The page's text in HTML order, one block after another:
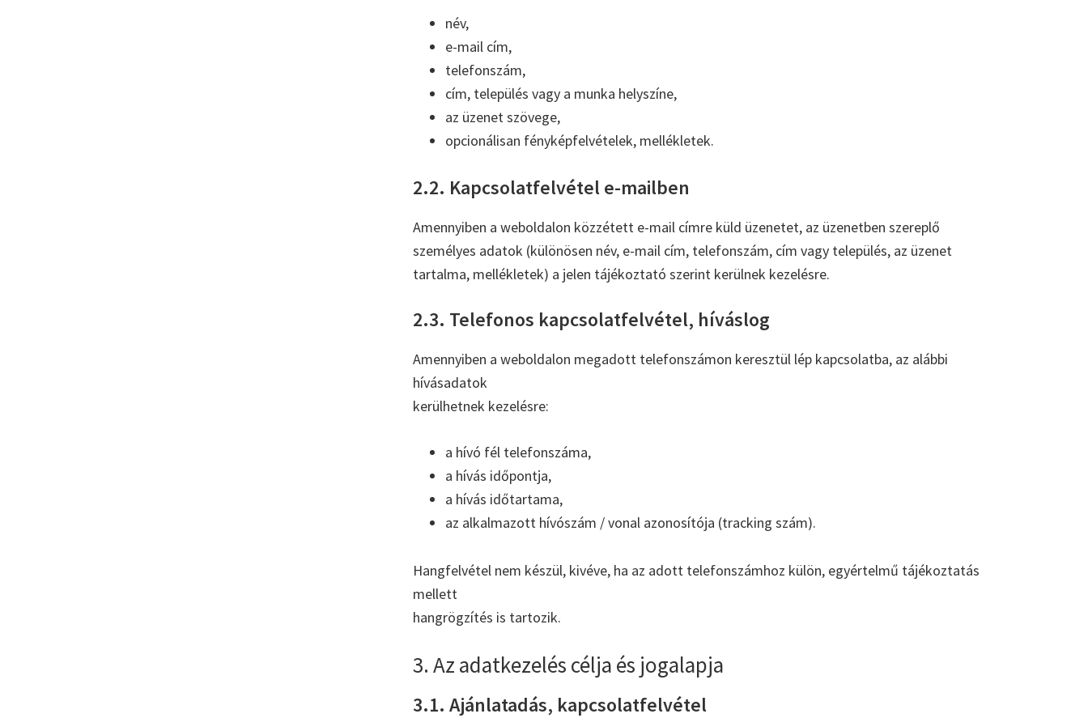
név,
e-mail cím,
telefonszám,
cím, település vagy a munka helyszíne,
az üzenet szövege,
opcionálisan fényképfelvételek, mellékletek.
2.2. Kapcsolatfelvétel e-mailben
Amennyiben a weboldalon közzétett e-mail címre küld üzenetet, az üzenetben szereplő
személyes adatok (különösen név, e-mail cím, telefonszám, cím vagy település, az üzenet
tartalma, mellékletek) a jelen tájékoztató szerint kerülnek kezelésre.
2.3. Telefonos kapcsolatfelvétel, híváslog
Amennyiben a weboldalon megadott telefonszámon keresztül lép kapcsolatba, az alábbi
hívásadatok
kerülhetnek kezelésre:
a hívó fél telefonszáma,
a hívás időpontja,
a hívás időtartama,
az alkalmazott hívószám / vonal azonosítója (tracking szám).
Hangfelvétel nem készül, kivéve, ha az adott telefonszámhoz külön, egyértelmű tájékoztatás
mellett
hangrögzítés is tartozik.
3. Az adatkezelés célja és jogalapja
3.1. Ajánlatadás, kapcsolatfelvétel